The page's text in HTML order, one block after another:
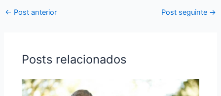
← Post anterior Post seguinte →
Posts relacionados